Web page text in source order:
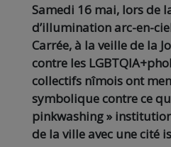
Samedi 16 mai, lors de
d’illumination arc-en-
Carrée, à la veille de la
contre les
collectifs nîmois ont
symbolique contre ce
pinkwashing »
de la ville avec une cité